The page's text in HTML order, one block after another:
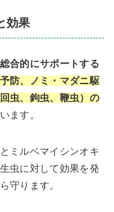
効果
合的にサポートする
防、ノミ・マダニ駆
虫、鉤虫、鞭虫）の
ます。
ミルベマイシンオキ
虫に対して効果を発
守ります。